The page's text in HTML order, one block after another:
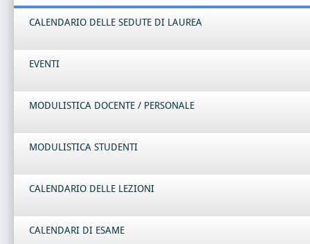
CALENDARIO DELLE SEDUTE DI LAUREA
EVENTI
MODULISTICA DOCENTE / PERSONALE
MODULISTICA STUDENTI
CALENDARIO DELLE LEZIONI
CALENDARI DI ESAME